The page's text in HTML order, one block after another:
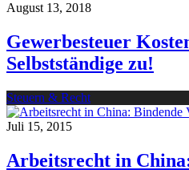
August 13, 2018
Gewerbesteuer
Selbstständige zu!
Steuern & Recht
Juli 15, 2015
Arbeitsrecht in